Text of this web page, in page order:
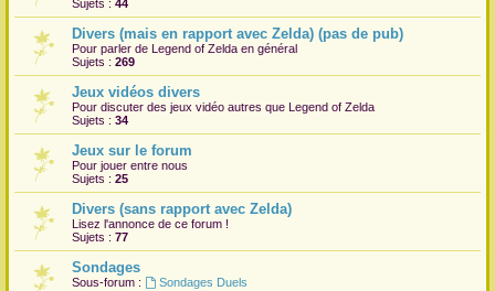
Sujets : 44
Divers (mais en rapport avec Zelda) (pas de pub)
Pour parler de Legend of Zelda en général
Sujets : 269
Jeux vidéos divers
Pour discuter des jeux vidéo autres que Legend of Zelda
Sujets : 34
Jeux sur le forum
Pour jouer entre nous
Sujets : 25
Divers (sans rapport avec Zelda)
Lisez l'annonce de ce forum !
Sujets : 77
Sondages
Sous-forum :
Sondages Duels